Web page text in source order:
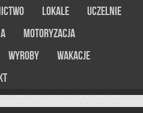
Lokale
Uczelnie
Motoryzacja
Wyroby
Wakacje